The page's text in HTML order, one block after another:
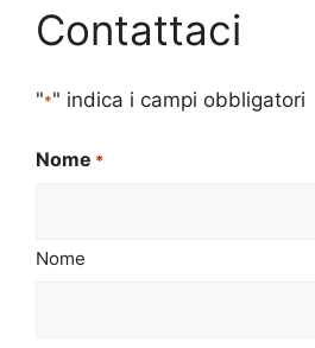
Contattaci
"*" indica i campi obbligatori
Nome *
Nome